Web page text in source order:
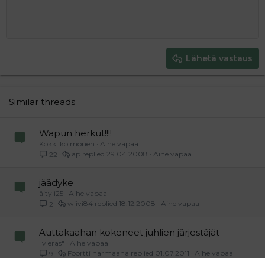
26
Lähetä vastaus
Similar threads
Wapun herkut!!!!
Kokki kolmonen
Aihe vapaa
22
Aihe vapaa
29.04.2008
ap
jäädyke
äityli25
Aihe vapaa
2
Aihe vapaa
18.12.2008
wiivi84
Auttakaahan kokeneet juhlien järjestäjät
"vieras"
Aihe vapaa
9
Aihe vapaa
01.07.2011
Foortti harmaana